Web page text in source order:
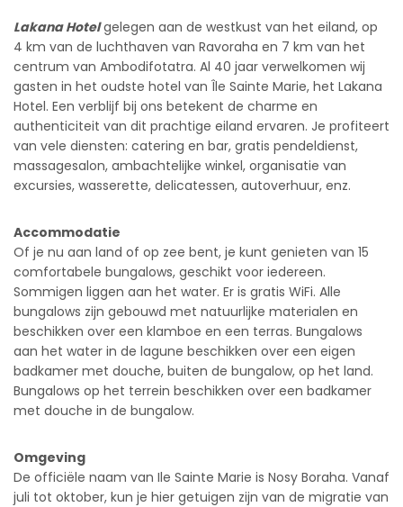
Lakana Hotelgelegen aan de westkust van het eiland, op
4 km van de luchthaven van Ravoraha en 7 km van het
centrum van Ambodifotatra. Al 40 jaar verwelkomen wij
gasten in het oudste hotel van Île Sainte Marie, het Lakana
Hotel. Een verblijf bij ons betekent de charme en
authenticiteit van dit prachtige eiland ervaren. Je profiteert
van vele diensten: catering en bar, gratis pendeldienst,
massagesalon, ambachtelijke winkel, organisatie van
excursies, wasserette, delicatessen, autoverhuur, enz.
Accommodatie
Of je nu aan land of op zee bent, je kunt genieten van 15
comfortabele bungalows, geschikt voor iedereen.
Sommigen liggen aan het water. Er is gratis WiFi. Alle
bungalows zijn gebouwd met natuurlijke materialen en
beschikken over een klamboe en een terras. Bungalows
aan het water in de lagune beschikken over een eigen
badkamer met douche, buiten de bungalow, op het land.
Bungalows op het terrein beschikken over een badkamer
met douche in de bungalow.
Omgeving
De officiële naam van Ile Sainte Marie is Nosy Boraha. Vanaf
juli tot oktober, kun je hier getuigen zijn van de migratie van